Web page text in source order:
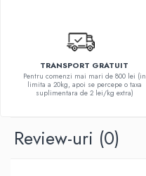
TRANSPORT GRATUIT
Pentru comenzi mai mari de 800 lei (in
limita a 20kg, apoi se percepe o taxa
suplimentara de 2 lei/kg extra)
Review-uri (0)